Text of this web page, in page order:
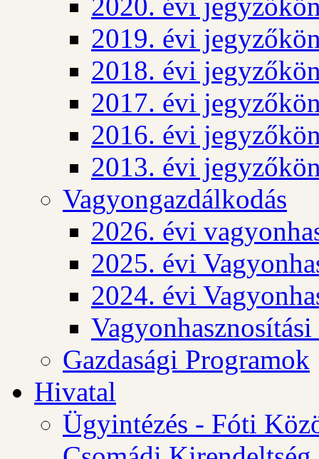
2020. évi
2019. évi
2018. évi
2017. évi
2016. évi
2013. évi
Vagyongazdálkodás
2026. évi
2025. évi
2024. évi
Gazdasági Programok
Hivatal
Ügyintézés - Fóti